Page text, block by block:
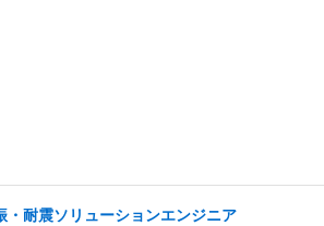
・耐震ソリューションエンジニア